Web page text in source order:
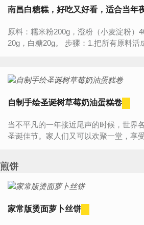
南昌白糖糕，好吃又好看，适合当年
原料：糯米粉200g，澄粉（小麦淀粉）
20g，白糖20g。 步骤：1.把所有原料活成团。2.面团分成小份
自制手绘圣诞树草莓奶油蛋糕卷
当不平凡的一年接近尾声的时候，世界
圣诞佳节。家人们又可以欢聚一堂，享
煎饼
家常版烫面萝卜丝饼